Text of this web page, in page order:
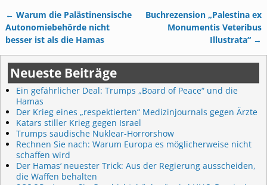
Artikelnavigation
← Warum die Palästinensische
Autonomiebehörde nicht
besser ist als die Hamas
Buchrezension „Palestina ex
Monumentis Veteribus
Illustrata“ →
Neueste Beiträge
Ein gefährlicher Deal: Trumps „Board of Peace“ und die
Hamas
Der Krieg eines „respektierten“ Medizinjournals gegen Ärzte
Katars stiller Krieg gegen Israel
Trumps saudische Nuklear-Horrorshow
Rechnen Sie nach: Warum Europa es möglicherweise nicht
schaffen wird
Der Hamas‘ neuester Trick: Aus der Regierung ausscheiden,
die Waffen behalten